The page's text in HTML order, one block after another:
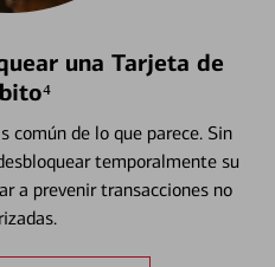
una Tarjeta de
común de lo que parece. Sin
temporalmente su
a prevenir transacciones no